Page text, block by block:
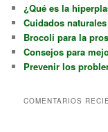
¿Qué es la
Cuidados
Brocoli para la
Consejos para
Prevenir los
COMENTARIOS